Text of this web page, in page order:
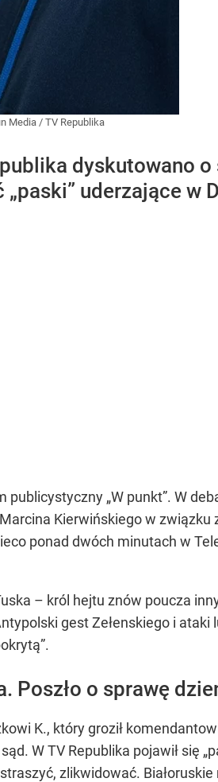
Media / TV Republika
dyskutowano
uderzające w
publicystyczny „W punkt”. W
Kierwińskiego w
ponad dwóch minutach w
– król hejtu znów poucza
gest Zełenskiego i
Poszło o sprawę
K., który groził
W TV Republika pojawił się
zlikwidować.